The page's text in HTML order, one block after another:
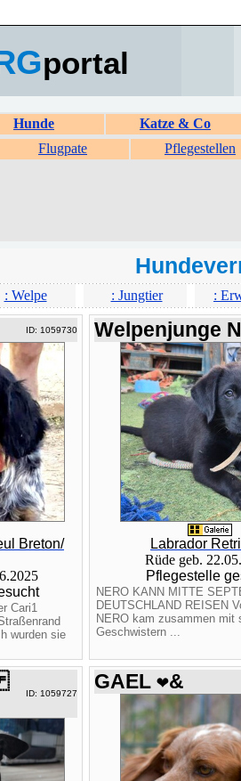
portal
Hunde
Katze & Co
Flugpate Pflegestellen
: Welpe : Jungtier :
ID: 1059730
Breton/
Cari1
wurden sie
Welpenjunge
Labrador
Rüde geb.
Pflegestelle
NERO KANN MITTE
DEUTSCHLAND REISEN
NERO kam zusammen mit
Geschwistern ...
ID: 1059727
GAEL ❤&